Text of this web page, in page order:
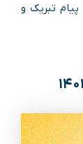
پیام تبریک و